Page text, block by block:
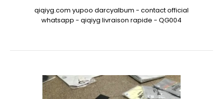
qiqiyg.com yupoo darcyalbum - contact official
whatsapp - qiqiyg livraison rapide - QG004